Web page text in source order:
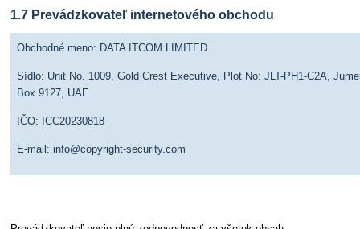
1.7 Prevádzkovateľ internetového obchodu
Obchodné meno: DATA ITCOM LIMITED
Sídlo: Unit No. 1009, Gold Crest Executive, Plot No: JLT-PH1-C2A,
Box 9127, UAE
IČO: ICC20230818
E-mail: info@copyright-security.com